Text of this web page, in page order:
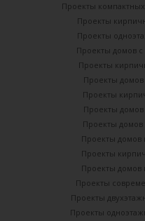
Проекты
Проекты
Проекты
Проекты домов с
Проекты
Проекты
Проекты
Проекты
Проекты домов
Проекты домов
Проекты
Проекты домов
Проекты
Проекты
Проекты